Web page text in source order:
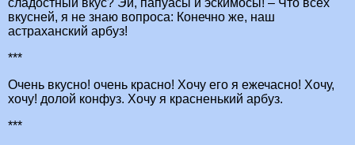
сладостный вкус? Эй, папуасы и эскимосы! – Что всех
вкусней, я не знаю вопроса: Конечно же, наш
астраханский арбуз!
***
Очень вкусно! очень красно! Хочу его я ежечасно! Хочу,
хочу! долой конфуз. Хочу я красненький арбуз.
***